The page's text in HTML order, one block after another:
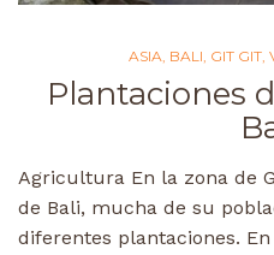
ASIA, BALI, GIT GIT,
Plantaciones
Agricultura En la zona de
de Bali, mucha de su
diferentes plantaciones.